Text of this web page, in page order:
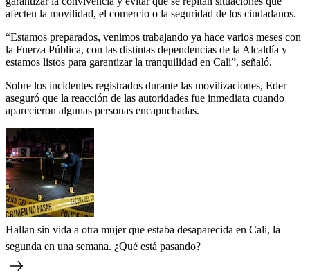
afecten la movilidad, el comercio o la seguridad de los ciudadanos.
“Estamos preparados, venimos trabajando ya hace varios meses con
la Fuerza Pública, con las distintas dependencias de la Alcaldía y
estamos listos para garantizar la tranquilidad en Cali”, señaló.
Sobre los incidentes registrados durante las movilizaciones, Eder
aseguró que la reacción de las autoridades fue inmediata cuando
aparecieron algunas personas encapuchadas.
Hallan sin vida a otra mujer que estaba desaparecida en Cali, la
segunda en una semana. ¿Qué está pasando?